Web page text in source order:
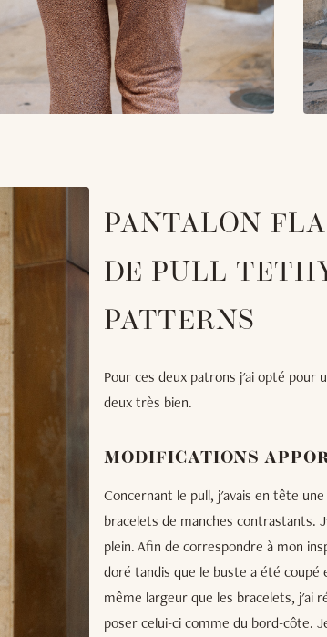
PANTALON
DE PULL
PATTERNS
Pour ces deux patrons j'ai opté pour
deux très bien.
MODIFICATIONS
Concernant le pull, j'avais en tête
bracelets de manches contrastants.
plein. Afin de correspondre à mon
doré tandis que le buste a été coupé
même largeur que les bracelets, j'ai
poser celui-ci comme du bord-côte.